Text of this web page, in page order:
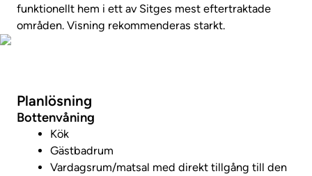
funktionellt hem i ett av Sitges mest eftertraktade
områden. Visning rekommenderas starkt.
Planlösning
Bottenvåning
Kök
Gästbadrum
Vardagsrum/matsal med direkt tillgång till den